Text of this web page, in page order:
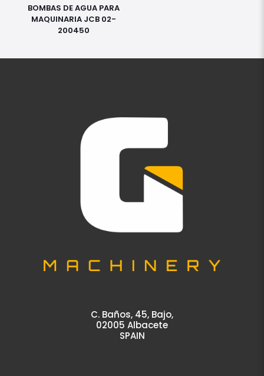
BOMBAS DE AGUA PARA
MAQUINARIA JCB 02-
200450
C. Baños, 45, Bajo,
02005 Albacete
SPAIN